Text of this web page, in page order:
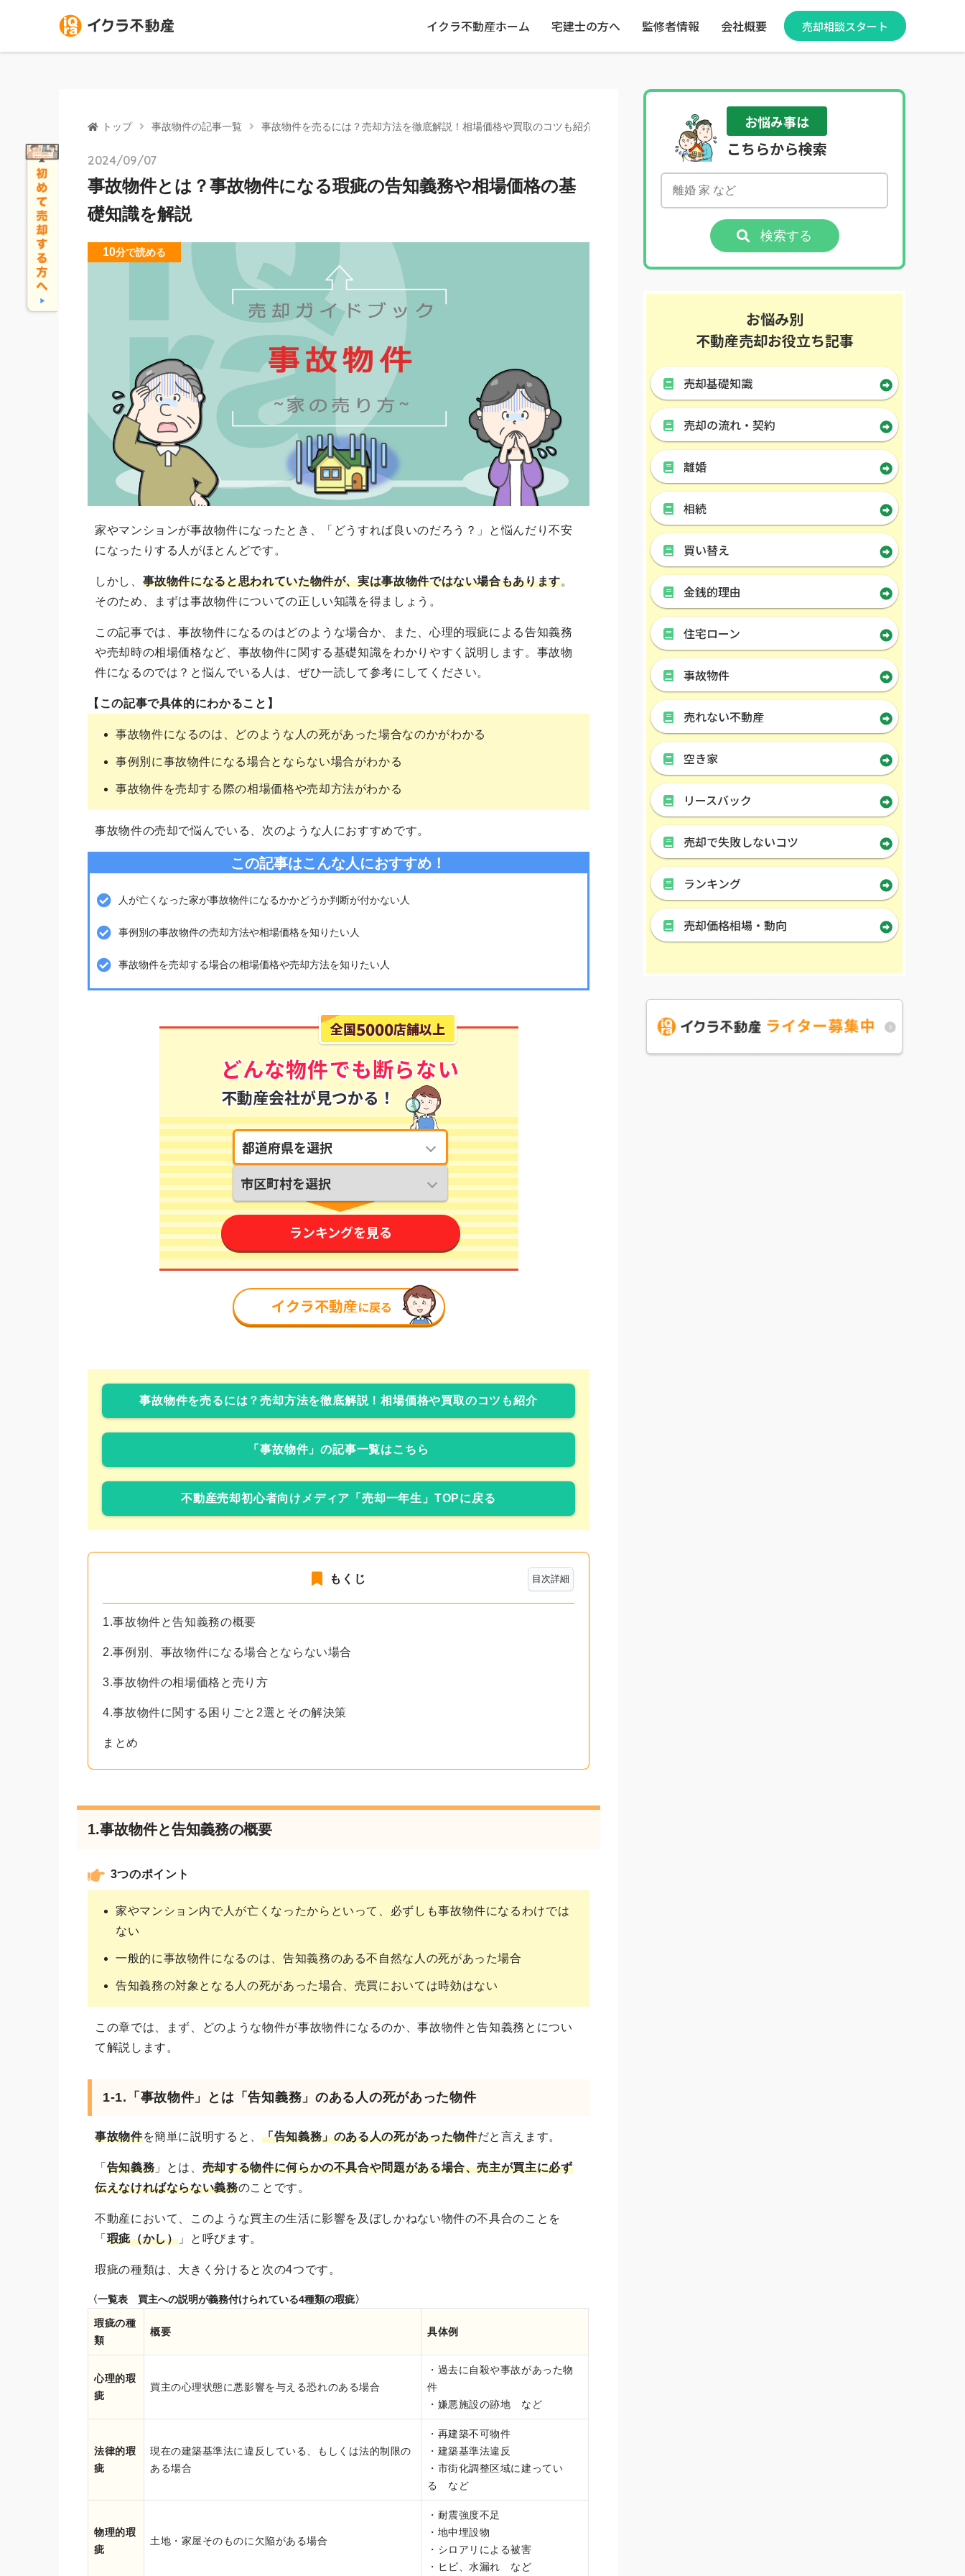
イクラ不動産ホーム 宅建士の方へ 監修者情報 会社概要 売却相談スタート
トップ 事故物件の記事一覧 事故物件を売るには？売却方法を徹底解説！相場価格や買取のコツも紹介
2024/09/07
事故物件とは？事故物件になる瑕疵の告知義務や相場価格の基
礎知識を解説
10分で読める
家やマンションが事故物件になったとき、「どうすれば良いのだろう？」と悩んだり不安
になったりする人がほとんどです。
しかし、 事故物件になると思われていた物件が、実は事故物件ではない場合もあります。
そのため、まずは事故物件についての正しい知識を得ましょう。
この記事では、事故物件になるのはどのような場合か、また、心理的瑕疵による告知義務
や売却時の相場価格など、事故物件に関する基礎知識をわかりやすく説明します。事故物
件になるのでは？と悩んでいる人は、ぜひ一読して参考にしてください。
【この記事で具体的にわかること】
事故物件になるのは、どのような人の死があった場合なのかがわかる
事例別に事故物件になる場合とならない場合がわかる
事故物件を売却する際の相場価格や売却方法がわかる
事故物件の売却で悩んでいる、次のような人におすすめです。
この記事はこんな人におすすめ！
人が亡くなった家が事故物件になるかかどうか判断が付かない人
事例別の事故物件の売却方法や相場価格を知りたい人
事故物件を売却する場合の相場価格や売却方法を知りたい人
事故物件を売るには？売却方法を徹底解説！相場価格や買取のコツも紹介
「事故物件」の記事一覧はこちら
不動産売却初心者向けメディア「売却一年生」TOPに戻る
目次詳細
もくじ
1.事故物件と告知義務の概要
2.事例別、事故物件になる場合とならない場合
3.事故物件の相場価格と売り方
4.事故物件に関する困りごと2選とその解決策
まとめ
1.事故物件と告知義務の概要
3つのポイント
家やマンション内で人が亡くなったからといって、必ずしも事故物件になるわけでは
ない
一般的に事故物件になるのは、告知義務のある不自然な人の死があった場合
告知義務の対象となる人の死があった場合、売買においては時効はない
この章では、まず、どのような物件が事故物件になるのか、事故物件と告知義務とについ
て解説します。
1-1.「事故物件」とは「告知義務」のある人の死があった物件
事故物件を簡単に説明すると、 「告知義務」のある人の死があった物件だと言えます。
「 告知義務 」とは、 売却する物件に何らかの不具合や問題がある場合、売主が買主に必ず
伝えなければならない義務のことです。
不動産において、このような買主の生活に影響を及ぼしかねない物件の不具合のことを
「 瑕疵（かし） 」と呼びます。
瑕疵の種類は、大きく分けると次の4つです。
〈一覧表 買主への説明が義務付けられている4種類の瑕疵〉
瑕疵の種
類
概要 具体例
心理的瑕
疵
買主の心理状態に悪影響を与える恐れのある場合
・過去に自殺や事故があった物
件
・嫌悪施設の跡地 など
法律的瑕
疵
現在の建築基準法に違反している、もしくは法的制限の
ある場合
・再建築不可物件
・建築基準法違反
・市街化調整区域に建ってい
る など
物理的瑕
疵
土地・家屋そのものに欠陥がある場合
・耐震強度不足
・地中埋設物
・シロアリによる被害
・ヒビ、水漏れ など
お悩み事は
こちらから検索
検索する
お悩み別
不動産売却お役立ち記事
売却基礎知識
売却の流れ・契約
離婚
相続
買い替え
金銭的理由
住宅ローン
事故物件
売れない不動産
空き家
リースバック
売却で失敗しないコツ
ランキング
売却価格相場・動向